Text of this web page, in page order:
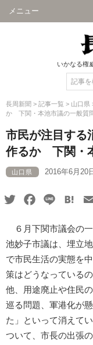
メニュー
いかなる権
長周新聞 > 記事一覧 > 山口県
か 下関・本池市議の一般質
市民が注目す
作るか 下関・
山口県 2016年6月20
TwitterFacebook
Line
６月下関市議会の
池妙子市議は、埋立
で市民生活の実態を
策はどうなっている
他、用途廃止や住民
巡る問題、軍港化が
た」といって消えて
ついて、市長の出張